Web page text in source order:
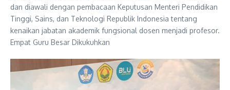
dan diawali dengan pembacaan Keputusan Menteri Pendidikan
Tinggi, Sains, dan Teknologi Republik Indonesia tentang
kenaikan jabatan akademik fungsional dosen menjadi profesor.
Empat Guru Besar Dikukuhkan